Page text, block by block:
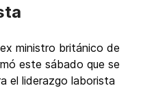
ministro británico de
este sábado que se
el liderazgo laborista